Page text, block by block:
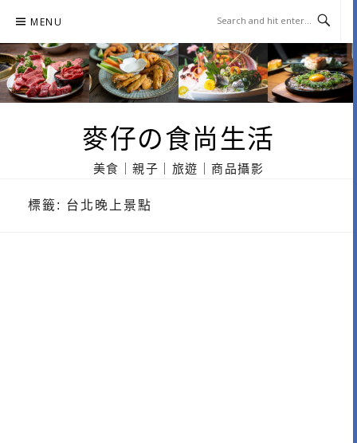
content
MENU
麥仔の食尚生活
美食｜親子｜旅遊｜商品攝影
標籤: 台北晚上景點